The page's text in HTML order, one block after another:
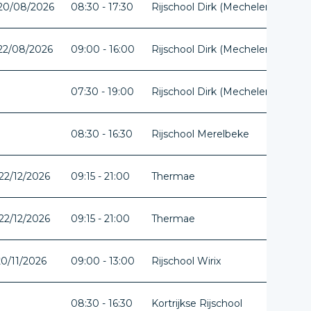
08/2026 08:30 - 17:30 Rijschool Dirk (Mechelen)
08/2026 09:00 - 16:00 Rijschool Dirk (Mechelen)
07:30 - 19:00 Rijschool Dirk (Mechelen)
08:30 - 16:30 Rijschool Merelbeke
12/2026 09:15 - 21:00 Thermae
12/2026 09:15 - 21:00 Thermae
11/2026 09:00 - 13:00 Rijschool Wirix
08:30 - 16:30 Kortrijkse Rijschool